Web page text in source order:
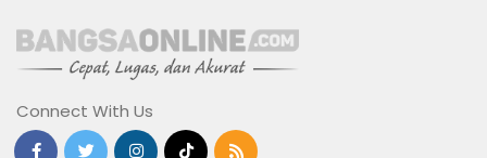
Connect With Us